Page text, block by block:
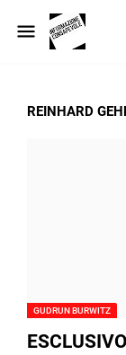
REINHARD
GUDRUN BURWITZ